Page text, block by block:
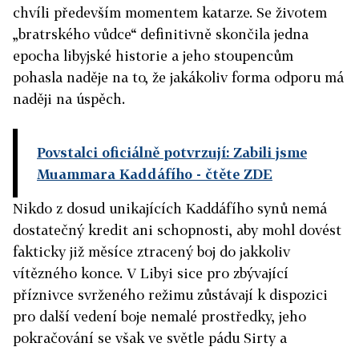
chvíli především momentem katarze. Se životem
„bratrského vůdce“ definitivně skončila jedna
epocha libyjské historie a jeho stoupencům
pohasla naděje na to, že jakákoliv forma odporu má
naději na úspěch.
Povstalci oficiálně potvrzují: Zabili jsme
Muammara Kaddáfího - čtěte ZDE
Nikdo z dosud unikajících Kaddáfího synů nemá
dostatečný kredit ani schopnosti, aby mohl dovést
fakticky již měsíce ztracený boj do jakkoliv
vítězného konce. V Libyi sice pro zbývající
příznivce svrženého režimu zůstávají k dispozici
pro další vedení boje nemalé prostředky, jeho
pokračování se však ve světle pádu Sirty a